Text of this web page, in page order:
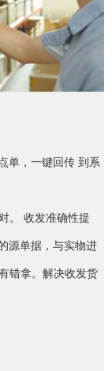
单，一键回传 到系
。 收发准确性提
源单据，与实物进
错拿。解决收发货